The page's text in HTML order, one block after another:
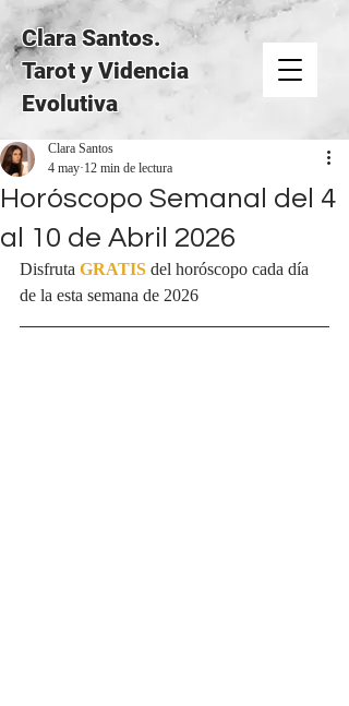
Clara Santos.
Tarot y Videncia
Evolutiva
Horóscopo Semanal del 4
al 10 de Abril 2026
Clara Santos
4 may 12 min de lectura
Disfruta GRATISdel horóscopo cada día
de la esta semana de 2026